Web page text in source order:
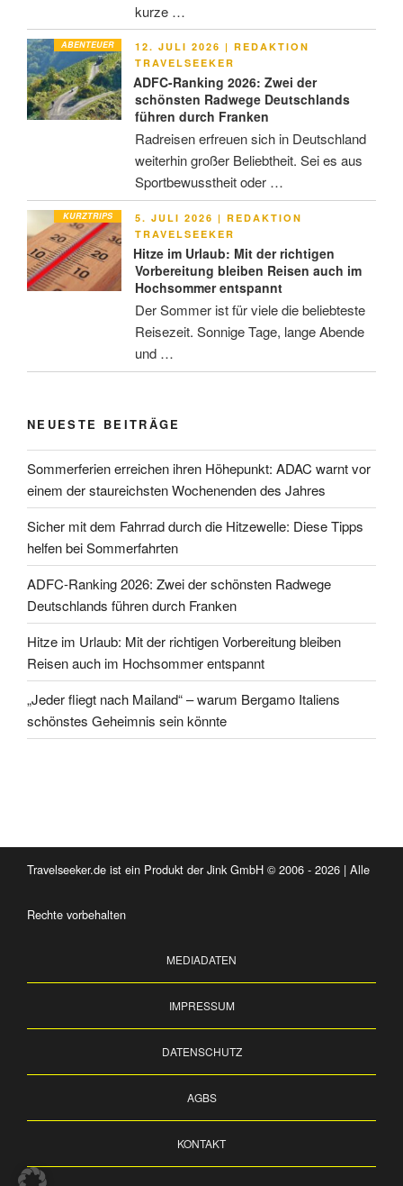
kurze …
ABENTEUER
VERÖFFENTLICHT
AM
12. JULI 2026 | REDAKTION
TRAVELSEEKER
ADFC-Ranking 2026: Zwei der
schönsten Radwege Deutschlands
führen durch Franken
Radreisen erfreuen sich in Deutschland
weiterhin großer Beliebtheit. Sei es aus
Sportbewusstheit oder …
KURZTRIPS
VERÖFFENTLICHT
AM
5. JULI 2026 | REDAKTION
TRAVELSEEKER
Hitze im Urlaub: Mit der richtigen
Vorbereitung bleiben Reisen auch im
Hochsommer entspannt
Der Sommer ist für viele die beliebteste
Reisezeit. Sonnige Tage, lange Abende
und …
NEUESTE BEITRÄGE
Sommerferien erreichen ihren Höhepunkt: ADAC warnt vor
einem der staureichsten Wochenenden des Jahres
Sicher mit dem Fahrrad durch die Hitzewelle: Diese Tipps
helfen bei Sommerfahrten
ADFC-Ranking 2026: Zwei der schönsten Radwege
Deutschlands führen durch Franken
Hitze im Urlaub: Mit der richtigen Vorbereitung bleiben
Reisen auch im Hochsommer entspannt
„Jeder fliegt nach Mailand“ – warum Bergamo Italiens
schönstes Geheimnis sein könnte
Travelseeker.de ist ein Produkt der Jink GmbH © 2006 - 2026 | Alle
Rechte vorbehalten
MEDIADATEN
IMPRESSUM
DATENSCHUTZ
AGBS
KONTAKT